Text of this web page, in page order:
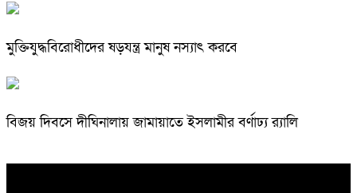
মুক্তিযুদ্ধবিরোধীদের ষড়যন্ত্র মানুষ নস্যাৎ করবে
বিজয় দিবসে দীঘিনালায় জামায়াতে ইসলামীর বর্ণাঢ্য র‍্যালি